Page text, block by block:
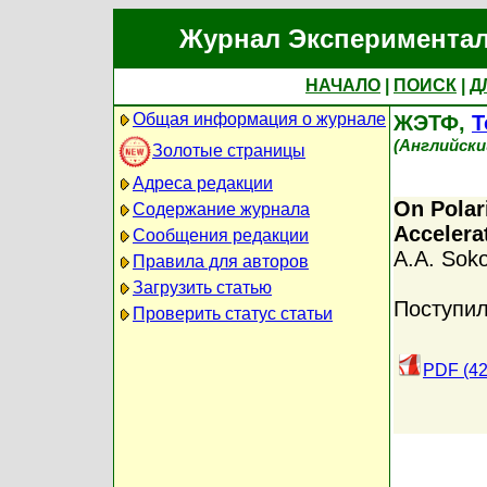
Журнал
НАЧАЛО ПОИСК
Общая информация о журнале
Золотые страницы
Адреса редакции
Содержание журнала
Сообщения редакции
Правила для авторов
Загрузить статью
Проверить статус статьи
ЖЭТФ,
On
A.A.
PDF